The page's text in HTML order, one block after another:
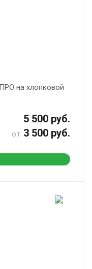
на хлопковой
5 500 руб.
от 3 500 руб.